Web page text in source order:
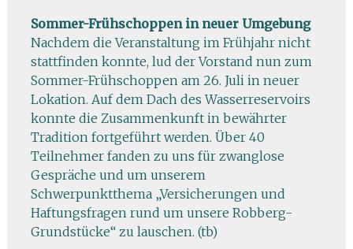
Sommer-Frühschoppen in neuer Umgebung
Nachdem die Veranstaltung im Frühjahr nicht
stattfinden konnte, lud der Vorstand nun zum
Sommer-Frühschoppen am 26. Juli in neuer
Lokation. Auf dem Dach des Wasserreservoirs
konnte die Zusammenkunft in bewährter
Tradition fortgeführt werden. Über 40
Teilnehmer fanden zu uns für zwanglose
Gespräche und um unserem
Schwerpunktthema „Versicherungen und
Haftungsfragen rund um unsere Robberg-
Grundstücke“ zu lauschen. (tb)